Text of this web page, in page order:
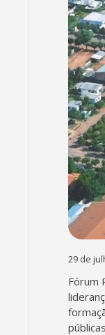
29 de
Fórum